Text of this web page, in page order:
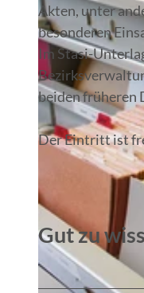
Akten, unter
besonderen
Im Stasi-
beiden früheren
Der Eintritt ist
Gut zu